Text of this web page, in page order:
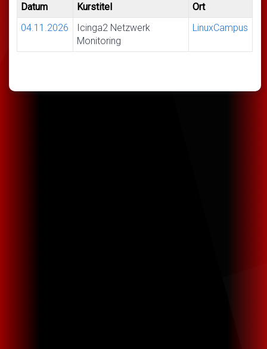
Datum Kurstitel
Ort
04.11.2026
Icinga2 Netzwerk
Monitoring
LinuxCampus